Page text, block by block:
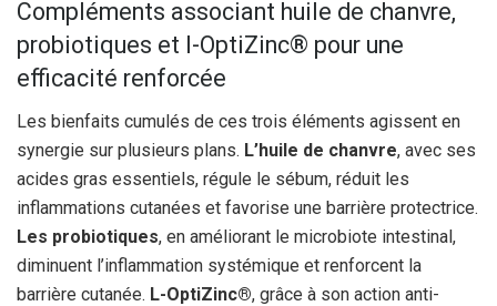
Compléments associant huile de chanvre,
probiotiques et l-OptiZinc® pour une
efficacité renforcée
Les bienfaits cumulés de ces trois éléments agissent en
synergie sur plusieurs plans. L’huile de chanvre, avec ses
acides gras essentiels, régule le sébum, réduit les
inflammations cutanées et favorise une barrière protectrice.
Les probiotiques, en améliorant le microbiote intestinal,
diminuent l’inflammation systémique et renforcent la
barrière cutanée. L-OptiZinc®, grâce à son action anti-